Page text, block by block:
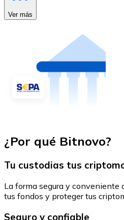
Ver más
¿Por qué Bitnovo?
Tu custodias tus
La forma segura y conveniente
tus fondos y proteger tus
Seguro y confiable